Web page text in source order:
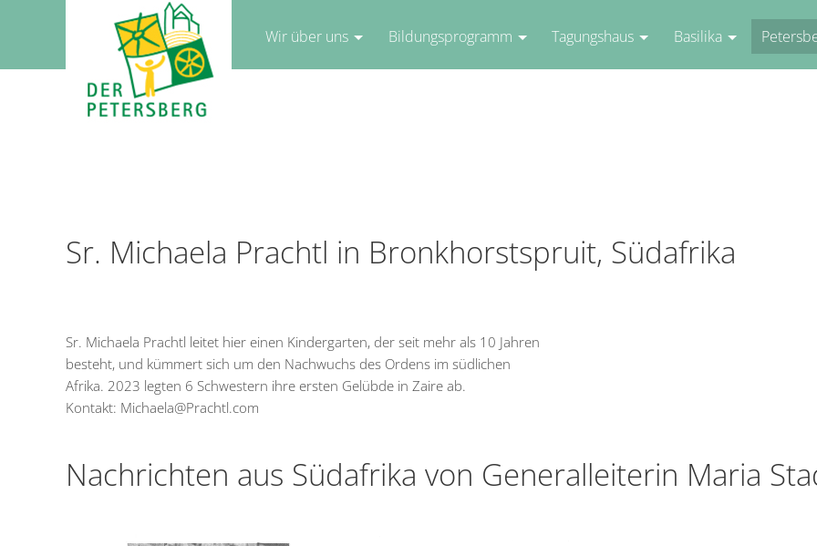
Wir über uns Bildungsprogramm Tagungshaus Basilika
Sr. Michaela Prachtl in Bronkhorstspruit, Südafrika
Sr. Michaela Prachtl leitet hier einen Kindergarten, der seit mehr als 10 Jahren
besteht, und kümmert sich um den Nachwuchs des Ordens im südlichen
Afrika. 2023 legten 6 Schwestern ihre ersten Gelübde in Zaire ab.
Kontakt: Michaela@Prachtl.com
Nachrichten aus Südafrika von Generalleiterin Maria